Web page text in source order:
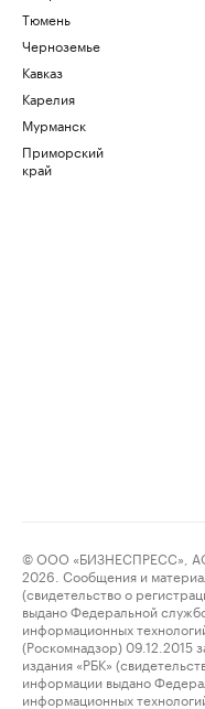
Тюмень
Черноземье
Кавказ
Карелия
Мурманск
Приморский
край
© ООО «БИЗНЕСПРЕСС»,
2026. Сообщения и
(свидетельство о
выдано Федеральной
информационных
(Роскомнадзор)
издания «РБК»
информации выдано
информационных